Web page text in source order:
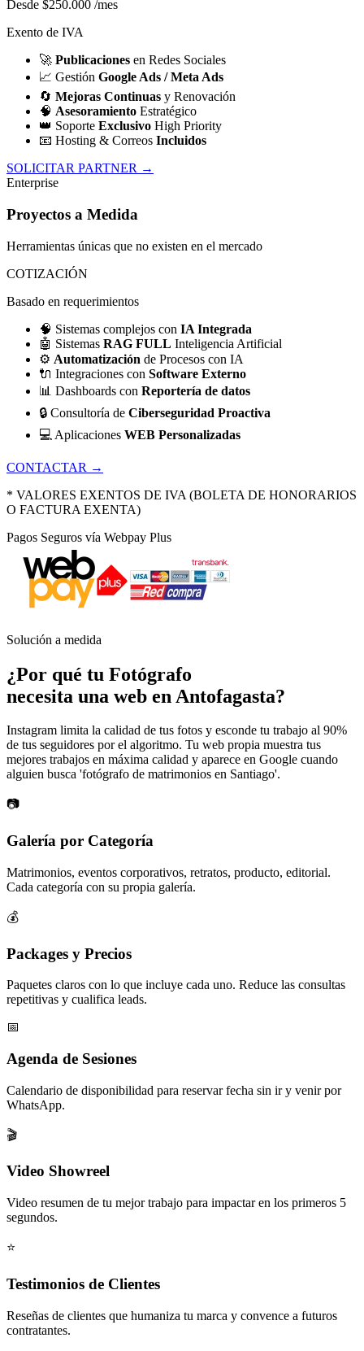
Desde $250.000 /mes
Exento de IVA
🚀 Publicaciones en Redes Sociales
📈 Gestión Google Ads / Meta Ads
🔄 Mejoras Continuas y Renovación
🧠 Asesoramiento Estratégico
👑 Soporte Exclusivo High Priority
📧 Hosting & Correos Incluidos
SOLICITAR PARTNER →
Enterprise
Proyectos a Medida
Herramientas únicas que no existen en el mercado
COTIZACIÓN
Basado en requerimientos
🧠 Sistemas complejos con IA Integrada
🤖 Sistemas RAG FULL Inteligencia Artificial
⚙️ Automatización de Procesos con IA
🔌 Integraciones con Software Externo
📊 Dashboards con Reportería de datos
🔒 Consultoría de Ciberseguridad Proactiva
💻 Aplicaciones WEB Personalizadas
CONTACTAR →
* VALORES EXENTOS DE IVA (BOLETA DE HONORARIOS
O FACTURA EXENTA)
Pagos Seguros vía Webpay Plus
Solución a medida
¿Por qué tu Fotógrafo
necesita una web en Antofagasta?
Instagram limita la calidad de tus fotos y esconde tu trabajo al 90%
de tus seguidores por el algoritmo. Tu web propia muestra tus
mejores trabajos en máxima calidad y aparece en Google cuando
alguien busca 'fotógrafo de matrimonios en Santiago'.
📷
Galería por Categoría
Matrimonios, eventos corporativos, retratos, producto, editorial.
Cada categoría con su propia galería.
💰
Packages y Precios
Paquetes claros con lo que incluye cada uno. Reduce las consultas
repetitivas y cualifica leads.
📅
Agenda de Sesiones
Calendario de disponibilidad para reservar fecha sin ir y venir por
WhatsApp.
🎬
Video Showreel
Video resumen de tu mejor trabajo para impactar en los primeros 5
segundos.
⭐
Testimonios de Clientes
Reseñas de clientes que humaniza tu marca y convence a futuros
contratantes.